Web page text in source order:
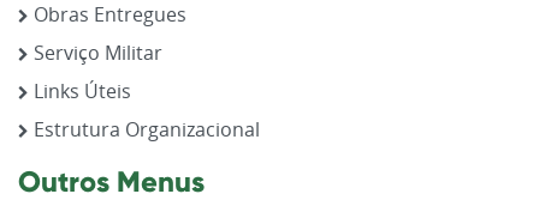
Obras Entregues
Serviço Militar
Links Úteis
Estrutura Organizacional
Outros Menus